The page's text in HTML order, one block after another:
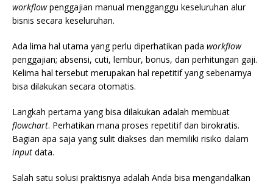
workflowpenggajian manual mengganggu keseluruhan alur
bisnis secara keseluruhan.
Ada lima hal utama yang perlu diperhatikan pada workflow
penggajian; absensi, cuti, lembur, bonus, dan perhitungan gaji.
Kelima hal tersebut merupakan hal repetitif yang sebenarnya
bisa dilakukan secara otomatis.
Langkah pertama yang bisa dilakukan adalah membuat
flowchart. Perhatikan mana proses repetitif dan birokratis.
Bagian apa saja yang sulit diakses dan memiliki risiko dalam
input data.
Salah satu solusi praktisnya adalah Anda bisa mengandalkan